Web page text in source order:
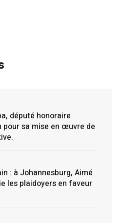
député honoraire
sa mise en œuvre de
: à Johannesburg, Aimé
les plaidoyers en faveur